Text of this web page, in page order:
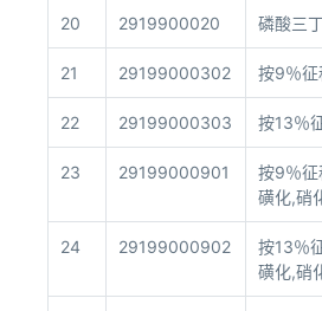
20 2919900020 磷酸三
21 29199000302 按9％征
22 29199000303 按13％
23 29199000901
按9％征
磺化,硝
24 29199000902
按13％
磺化,硝